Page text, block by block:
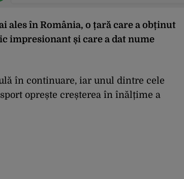
ales în România, o țară care a obținut
impresionant și care a dat nume
în continuare, iar unul dintre cele
oprește creșterea în înălțime a